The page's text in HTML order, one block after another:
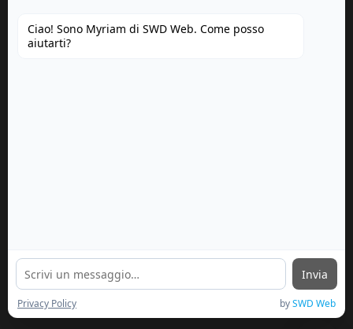
Ciao! Sono Myriam di SWD Web. Come posso
aiutarti?
Invia
Privacy Policy bySWD Web